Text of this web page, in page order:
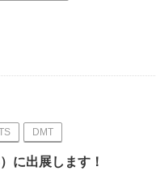
DMT
に出展します！